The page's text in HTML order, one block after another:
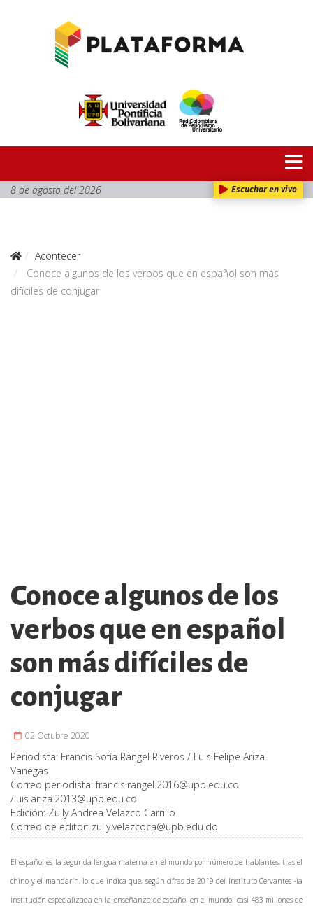
8 de agosto del 2026 Escuchar en vivo
Acontecer
Conoce algunos de los verbos que en español son más
difíciles de conjugar
Conoce algunos de los
verbos que en español
son más difíciles de
conjugar
02 Octubre 2020
Periodista: Francis Sofía Rangel Riveros / Luis Felipe Ariza
Vanegas
Correo periodista:francis.rangel.2016@upb.edu.co
/luis.ariza.2013@upb.edu.co
Edición: Zully Andrea Velazco Carrillo
Correo de editor: zully.velazcoca@upb.edu.do
El español es la segunda lengua materna en el mundo por número de hablantes, tras el
chino y el mandarín, lo que indica que, según cifras de 2019 del Instituto Cervantes -la
institución especializada en la enseñanza de español en el mundo- casi 483 millones de